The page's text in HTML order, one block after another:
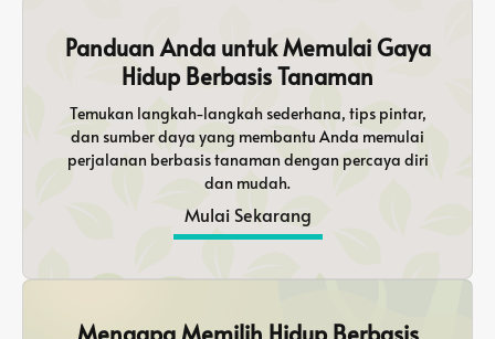
Panduan Anda untuk Memulai Gaya
Hidup Berbasis Tanaman
Temukan langkah-langkah sederhana, tips pintar,
dan sumber daya yang membantu Anda memulai
perjalanan berbasis tanaman dengan percaya diri
dan mudah.
Mulai Sekarang